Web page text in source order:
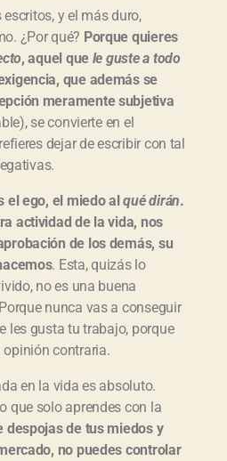
y el más duro,
¿Por qué? Porque quieres
, aquel que le guste a todo
que además se
meramente subjetiva
se convierte en el
dejar de escribir con tal
el ego, el miedo alqué dirán.
actividad de la vida, nos
de los demás, su
. Esta, quizás lo
no es una buena
nunca vas a conseguir
les gusta tu trabajo, porque
contraria.
en la vida es absoluto.
que solo aprendes con la
despojas de tus miedos y
no puedes controlar